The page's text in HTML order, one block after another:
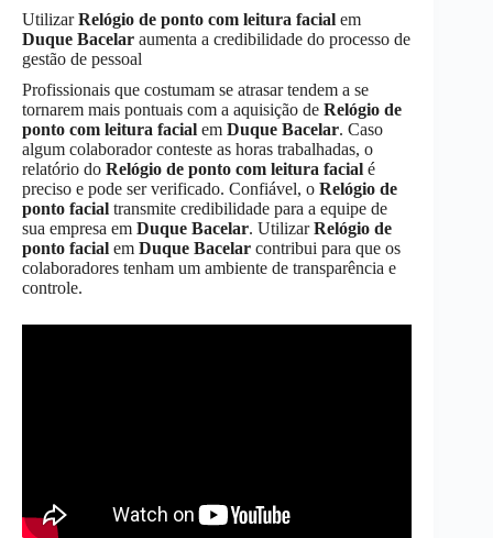
UtilizarRelógio de ponto com leitura facial em
Duque Bacelar aumenta a credibilidade do processo de
gestão de pessoal
Profissionais que costumam se atrasar tendem a se
tornarem mais pontuais com a aquisição de Relógio de
ponto com leitura facial em Duque Bacelar. Caso
algum colaborador conteste as horas trabalhadas, o
relatório do Relógio de ponto com leitura facial é
preciso e pode ser verificado. Confiável, o Relógio de
ponto facial transmite credibilidade para a equipe de
sua empresa em Duque Bacelar. UtilizarRelógio de
ponto facial em Duque Bacelar contribui para que os
colaboradores tenham um ambiente de transparência e
controle.